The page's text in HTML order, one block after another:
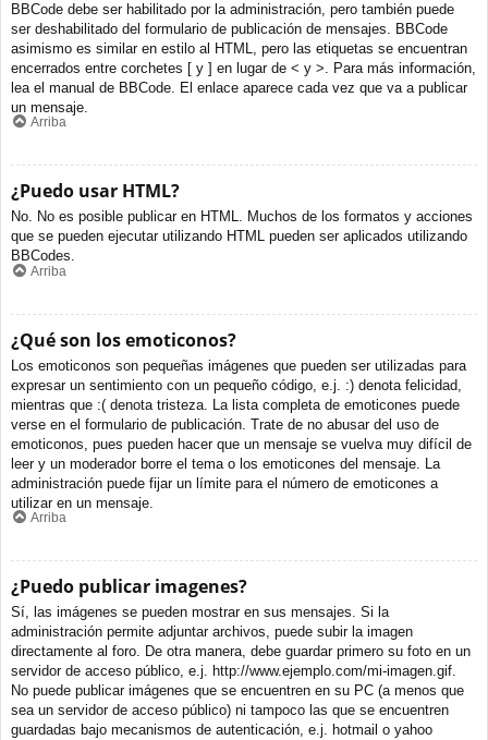
BBCode debe ser habilitado por la administración, pero también puede
ser deshabilitado del formulario de publicación de mensajes. BBCode
asimismo es similar en estilo al HTML, pero las etiquetas se encuentran
encerrados entre corchetes [ y ] en lugar de < y >. Para más información,
lea el manual de BBCode. El enlace aparece cada vez que va a publicar
un mensaje.
Arriba
¿Puedo usar HTML?
No. No es posible publicar en HTML. Muchos de los formatos y acciones
que se pueden ejecutar utilizando HTML pueden ser aplicados utilizando
BBCodes.
Arriba
¿Qué son los emoticonos?
Los emoticonos son pequeñas imágenes que pueden ser utilizadas para
expresar un sentimiento con un pequeño código, e.j. :) denota felicidad,
mientras que :( denota tristeza. La lista completa de emoticones puede
verse en el formulario de publicación. Trate de no abusar del uso de
emoticonos, pues pueden hacer que un mensaje se vuelva muy difícil de
leer y un moderador borre el tema o los emoticones del mensaje. La
administración puede fijar un límite para el número de emoticones a
utilizar en un mensaje.
Arriba
¿Puedo publicar imagenes?
Sí, las imágenes se pueden mostrar en sus mensajes. Si la
administración permite adjuntar archivos, puede subir la imagen
directamente al foro. De otra manera, debe guardar primero su foto en un
servidor de acceso público, e.j. http://www.ejemplo.com/mi-imagen.gif.
No puede publicar imágenes que se encuentren en su PC (a menos que
sea un servidor de acceso público) ni tampoco las que se encuentren
guardadas bajo mecanismos de autenticación, e.j. hotmail o yahoo